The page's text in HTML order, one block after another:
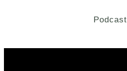
Podcast